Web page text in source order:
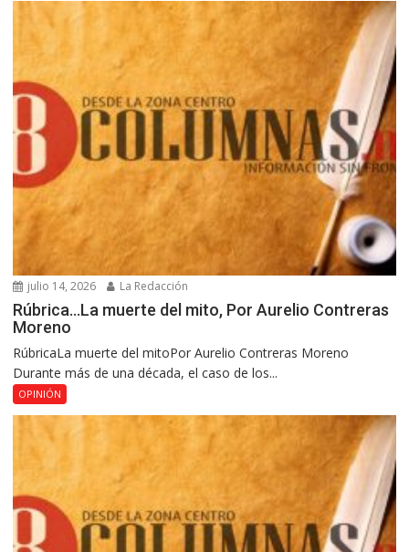
julio 14, 2026 La Redacción
Rúbrica…La muerte del mito, Por Aurelio Contreras
Moreno
RúbricaLa muerte del mitoPor Aurelio Contreras Moreno
Durante más de una década, el caso de los...
OPINIÓN